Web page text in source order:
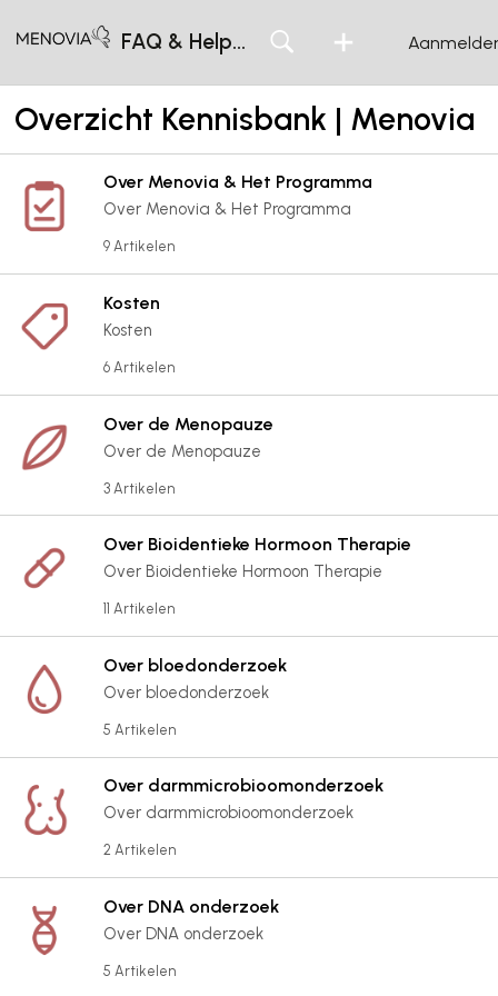
FAQ & Helpcentrum
Overzicht Kennisbank | Menovia
Over Menovia & Het Programma
Over Menovia & Het Programma
9 Artikelen
Kosten
Kosten
6 Artikelen
Over de Menopauze
Over de Menopauze
3 Artikelen
Over Bioidentieke Hormoon Therapie
Over Bioidentieke Hormoon Therapie
11 Artikelen
Over bloedonderzoek
Over bloedonderzoek
5 Artikelen
Over darmmicrobioomonderzoek
Over darmmicrobioomonderzoek
2 Artikelen
Over DNA onderzoek
Over DNA onderzoek
5 Artikelen